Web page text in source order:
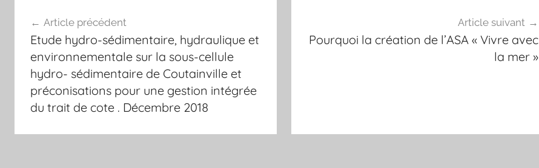
de
l’article
Article précédent
Etude hydro-sédimentaire, hydraulique et
environnementale sur la sous-cellule
hydro- sédimentaire de Coutainville et
préconisations pour une gestion intégrée
du trait de cote . Décembre 2018
Article suivant
Pourquoi la création de l’ASA « Vivre avec
la mer »